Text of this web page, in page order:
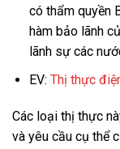
có thẩm quyền
hàm bảo lãnh
lãnh sự các
EV: Thị thực
Các loại thị thực
và yêu cầu cụ thể